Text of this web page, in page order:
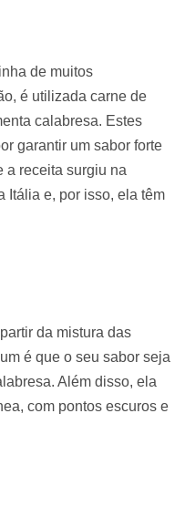
de muitos
é utilizada carne de
calabresa. Estes
garantir um sabor forte
a receita surgiu na
Itália e, por isso, ela têm
da mistura das
é que o seu sabor seja
Além disso, ela
com pontos escuros e